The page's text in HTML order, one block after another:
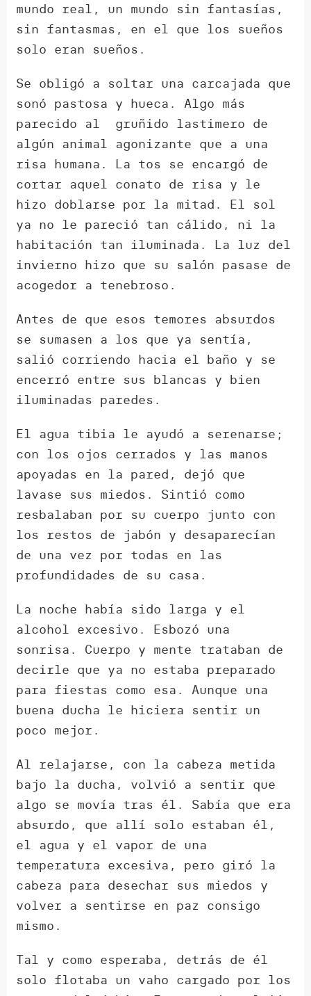
mundo real, un mundo sin fantasías,
sin fantasmas, en el que los sueños
solo eran sueños.
Se obligó a soltar una carcajada que
sonó pastosa y hueca. Algo más
parecido al gruñido lastimero de
algún animal agonizante que a una
risa humana. La tos se encargó de
cortar aquel conato de risa y le
hizo doblarse por la mitad. El sol
ya no le pareció tan cálido, ni la
habitación tan iluminada. La luz del
invierno hizo que su salón pasase de
acogedor a tenebroso.
Antes de que esos temores absurdos
se sumasen a los que ya sentía,
salió corriendo hacia el baño y se
encerró entre sus blancas y bien
iluminadas paredes.
El agua tibia le ayudó a serenarse;
con los ojos cerrados y las manos
apoyadas en la pared, dejó que
lavase sus miedos. Sintió como
resbalaban por su cuerpo junto con
los restos de jabón y desaparecían
de una vez por todas en las
profundidades de su casa.
La noche había sido larga y el
alcohol excesivo. Esbozó una
sonrisa. Cuerpo y mente trataban de
decirle que ya no estaba preparado
para fiestas como esa. Aunque una
buena ducha le hiciera sentir un
poco mejor.
Al relajarse, con la cabeza metida
bajo la ducha, volvió a sentir que
algo se movía tras él. Sabía que era
absurdo, que allí solo estaban él,
el agua y el vapor de una
temperatura excesiva, pero giró la
cabeza para desechar sus miedos y
volver a sentirse en paz consigo
mismo.
Tal y como esperaba, detrás de él
solo flotaba un vaho cargado por los